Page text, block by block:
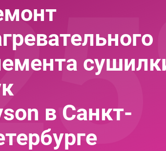
в Санкт-